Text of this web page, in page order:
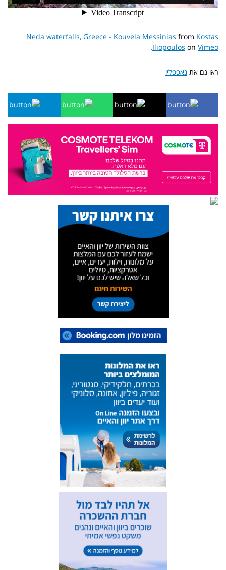
Neda waterfalls, Greece - Kouvela Messinias from Kostas
Iliopoulos on Vimeo
.
ראו גם את נאפפליו